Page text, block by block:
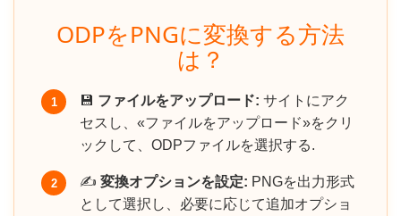
ODPをPNGに変換する方法
は？
1 💾 ファイルをアップロード: サイトにアク
セスし、«ファイルをアップロード»をクリ
ックして、ODPファイルを選択する.
2 ✍️ 変換オプションを設定: PNGを出力形式
として選択し、必要に応じて追加オプショ